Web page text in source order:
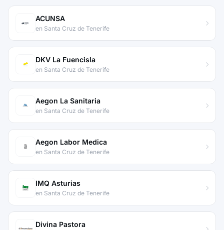
ACUNSA
en Santa Cruz de Tenerife
DKV La Fuencisla
en Santa Cruz de Tenerife
Aegon La Sanitaria
en Santa Cruz de Tenerife
Aegon Labor Medica
en Santa Cruz de Tenerife
IMQ Asturias
en Santa Cruz de Tenerife
Divina Pastora